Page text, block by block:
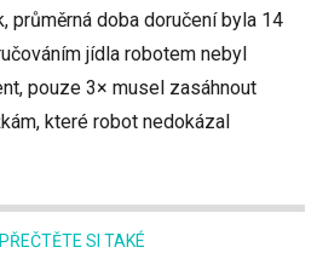
průměrná doba doručení byla 14
jídla robotem nebyl
pouze 3× musel zasáhnout
které robot nedokázal
PŘEČTĚTE SI TAKÉ